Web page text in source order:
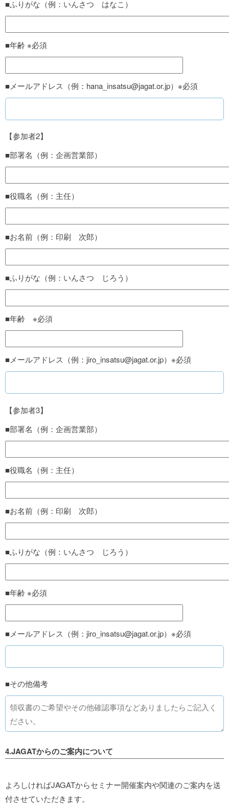
■ふりがな（例：いんさつ はなこ）
■年齢 ※必須
■メールアドレス（例：hana_insatsu@jagat.or.jp）※必須
【参加者2】
■部署名（例：企画営業部）
■役職名（例：主任）
■お名前（例：印刷 次郎）
■ふりがな（例：いんさつ じろう）
■年齢 ※必須
■メールアドレス（例：jiro_insatsu@jagat.or.jp）※必須
【参加者3】
■部署名（例：企画営業部）
■役職名（例：主任）
■お名前（例：印刷 次郎）
■ふりがな（例：いんさつ じろう）
■年齢 ※必須
■メールアドレス（例：jiro_insatsu@jagat.or.jp）※必須
■その他備考
4.JAGATからのご案内について
よろしければJAGATからセミナー開催案内や関連のご案内を送
付させていただきます。